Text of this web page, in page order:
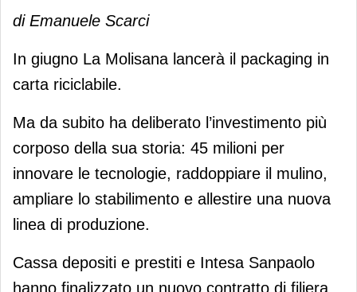
Per La Molisana un contratto di filiera
da 9 milioni finanziato da Cdp e Intesa
di Emanuele Scarci
In giugno La Molisana lancerà il packaging in
carta riciclabile.
Ma da subito ha deliberato l’investimento più
corposo della sua storia: 45 milioni per
innovare le tecnologie, raddoppiare il mulino,
ampliare lo stabilimento e allestire una nuova
linea di produzione.
Cassa depositi e prestiti e Intesa Sanpaolo
hanno finalizzato un nuovo contratto di filiera